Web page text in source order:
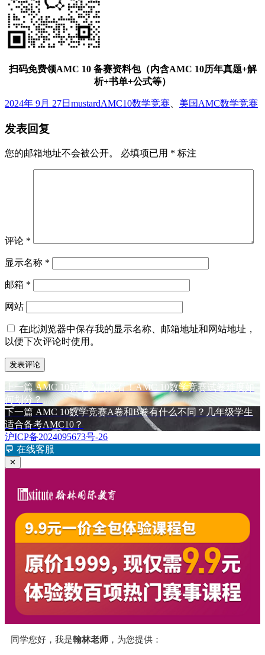
扫码免费领AMC 10 备赛资料包（内含AMC 10历年真题+解
析+书单+公式等）
发
于
2024年 9月 27日 作
mustard标
AMC10数学竞赛 美国AMC数学竞赛
发表回复
您的邮箱地址不会被公开。 必填项已用 * 标注
评论 *
显示名称 *
邮箱 *
网站
在此浏览器中保存我的显示名称、邮箱地址和网站地址，
以便下次评论时使用。
文
章
导
航
上一篇 上
篇
文
章：
AMC 10新手入门必看！AMC 10数学竞赛试卷难度如
何划分？
下一篇 下
篇
文
章：
AMC 10数学竞赛A卷和B卷有什么不同？几年级学生
适合备考AMC10？
沪ICP备2024095673号-26
💬 在线客服
✕
同学您好，我是翰林老师 ，为您提供：